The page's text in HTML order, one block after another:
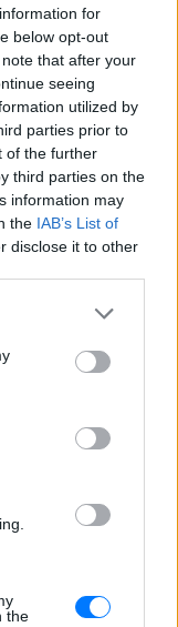
for
below opt-out
that after your
seeing
utilized by
parties prior to
of the further
third parties on the
information may
the IAB’s List of
disclose it to other
the
Κελσίου.
βροχές
να
από το
με την ίδια
Κελσίου.